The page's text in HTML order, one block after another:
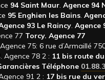
94 Saint Maur. Agence 94
95 Enghien les Bains.
93 Le Raincy. Agence
77 Torcy. Agence 77
Agence 75: 6 rue d’Armaillé
Agence 78 2 : 11 bis route du
Téléphone
91 2 : 17 bis rue du